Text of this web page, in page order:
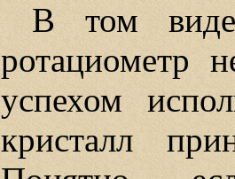
В том
ротациометр
успехом
кристалл